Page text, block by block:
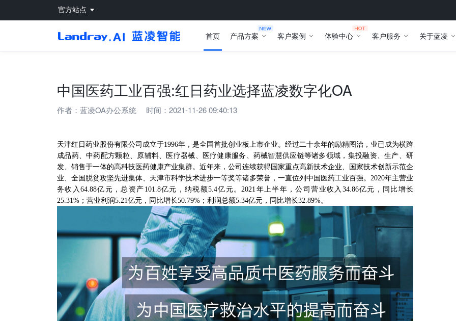
官方站点
首页 产品方案 客户案例 体验中心 客户服务 关于蓝凌
中国医药工业百强:红日药业选择蓝凌数字化OA
作者： 蓝凌OA办公系统 时间：2021-11-26 09:40:13
天津红日药业股份有限公司成立于1996年，是全国首批创业板上市企业。经过二十余年的励精图治，业已成为横跨
成品药、中药配方颗粒、原辅料、医疗器械、医疗健康服务、药械智慧供应链等诸多领域，集投融资、生产、研
发、销售于一体的高科技医药健康产业集群。近年来，公司连续获得国家重点高新技术企业、国家技术创新示范企
业、全国脱贫攻坚先进集体、天津市科学技术进步一等奖等诸多荣誉，一直位列中国医药工业百强。2020年主营业
务收入64.88亿元，总资产101.8亿元，纳税额5.4亿元。2021年上半年，公司营业收入34.86亿元，同比增长
25.31%；营业利润5.21亿元，同比增长50.79%；利润总额5.34亿元，同比增长32.89%。